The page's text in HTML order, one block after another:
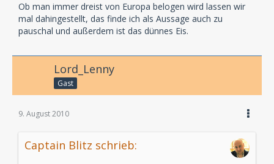
Ob man immer dreist von Europa belogen wird lassen wir
mal dahingestellt, das finde ich als Aussage auch zu
pauschal und außerdem ist das dünnes Eis.
Lord_Lenny
Gast
9. August 2010
Captain Blitz schrieb: